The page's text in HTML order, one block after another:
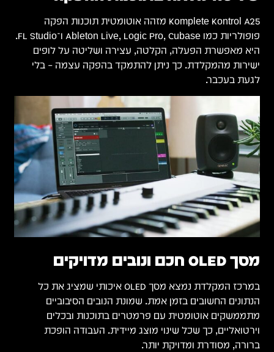
Komplete Kontrol A25 מזהה אוטומטית תוכנות הפקה
פופולריות כמו Ableton Live, Logic Pro, Cubase ו־FL Studio.
היא מאפשרת הפעלה, הקלטה, עצירה ושליטה על לופים
ישירות מהמקלדת. כך ניתן להתמקד בהפקה עצמה – בלי
לגעת בעכבר.
מסך OLED חכם ונובים מדויקים
במרכז המקלדת נמצא מסך OLED איכותי שמציג את כל
הנתונים החשובים בזמן אמת. שמונת הנובים הסיבוביים
מתממשקים אוטומטית עם פרמטרים בתוכנות ובכלים
וירטואליים, כך שכל שינוי מוצג מיידית. העבודה הופכת
ברורה, מסודרת ומדויקת יותר.